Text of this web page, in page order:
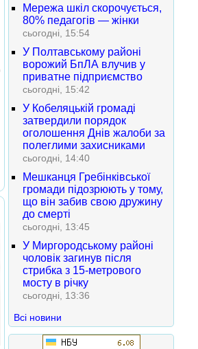
Мережа шкіл скорочується,
80% педагогів — жінки
сьогодні, 15:54
У Полтавському районі
ворожий БпЛА влучив у
приватне підприємство
сьогодні, 15:42
У Кобеляцькій громаді
затвердили порядок
оголошення Днів жалоби за
полеглими захисниками
сьогодні, 14:40
Мешканця Гребінківської
громади підозрюють у тому,
що він забив свою дружину
до смерті
сьогодні, 13:45
У Миргородському районі
чоловік загинув після
стрибка з 15-метрового
мосту в річку
сьогодні, 13:36
Всі новини